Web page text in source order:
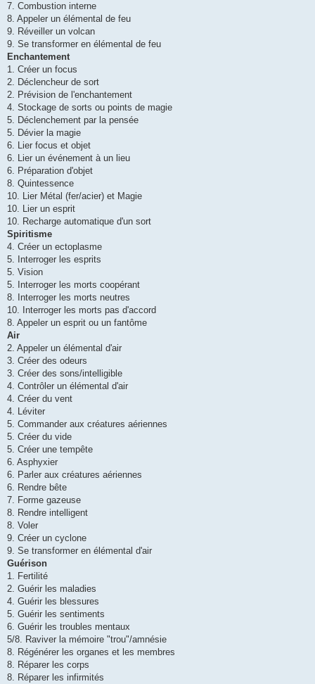
7. Combustion interne
8. Appeler un élémental de feu
9. Réveiller un volcan
9. Se transformer en élémental de feu
Enchantement
1. Créer un focus
2. Déclencheur de sort
2. Prévision de l'enchantement
4. Stockage de sorts ou points de magie
5. Déclenchement par la pensée
5. Dévier la magie
6. Lier focus et objet
6. Lier un événement à un lieu
6. Préparation d'objet
8. Quintessence
10. Lier Métal (fer/acier) et Magie
10. Lier un esprit
10. Recharge automatique d'un sort
Spiritisme
4. Créer un ectoplasme
5. Interroger les esprits
5. Vision
5. Interroger les morts coopérant
8. Interroger les morts neutres
10. Interroger les morts pas d'accord
8. Appeler un esprit ou un fantôme
Air
2. Appeler un élémental d'air
3. Créer des odeurs
3. Créer des sons/intelligible
4. Contrôler un élémental d'air
4. Créer du vent
4. Léviter
5. Commander aux créatures aériennes
5. Créer du vide
5. Créer une tempête
6. Asphyxier
6. Parler aux créatures aériennes
6. Rendre bête
7. Forme gazeuse
8. Rendre intelligent
8. Voler
9. Créer un cyclone
9. Se transformer en élémental d'air
Guérison
1. Fertilité
2. Guérir les maladies
4. Guérir les blessures
5. Guérir les sentiments
6. Guérir les troubles mentaux
5/8. Raviver la mémoire "trou"/amnésie
8. Régénérer les organes et les membres
8. Réparer les corps
8. Réparer les infirmités